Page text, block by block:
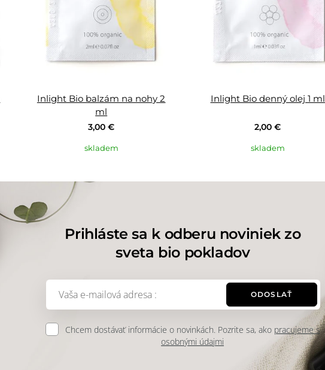
Inlight Bio balzám na nohy 2
ml
3,00 €
skladem
Inlight Bio denný olej 1 ml
2,00 €
skladem
Prihláste sa k odberu noviniek zo
sveta bio pokladov
ODOSLAŤ
Chcem dostávať informácie o novinkách. Pozrite sa, ako pracujeme s
osobnými údajmi